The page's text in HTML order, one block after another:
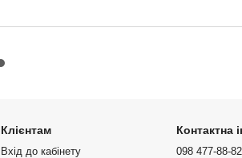
Клієнтам
Вхід до кабінету
Контактна
098 477-88-82